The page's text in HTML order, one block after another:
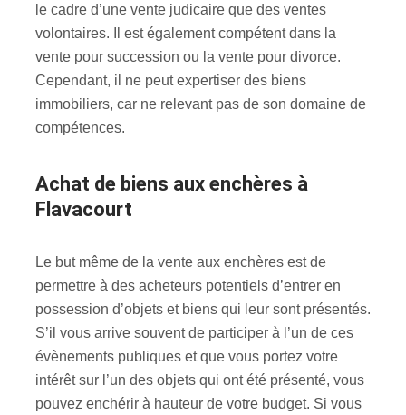
le cadre d’une vente judicaire que des ventes
volontaires. Il est également compétent dans la
vente pour succession ou la vente pour divorce.
Cependant, il ne peut expertiser des biens
immobiliers, car ne relevant pas de son domaine de
compétences.
Achat de biens aux enchères à
Flavacourt
Le but même de la vente aux enchères est de
permettre à des acheteurs potentiels d’entrer en
possession d’objets et biens qui leur sont présentés.
S’il vous arrive souvent de participer à l’un de ces
évènements publiques et que vous portez votre
intérêt sur l’un des objets qui ont été présenté, vous
pouvez enchérir à hauteur de votre budget. Si vous